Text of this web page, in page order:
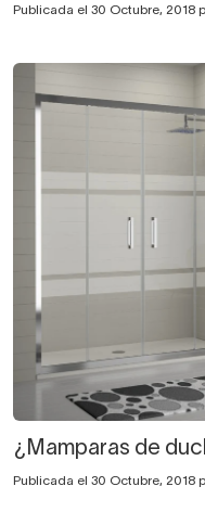
Publicada el 30 Octubre, 2018
¿Mamparas de
Publicada el 30 Octubre, 2018